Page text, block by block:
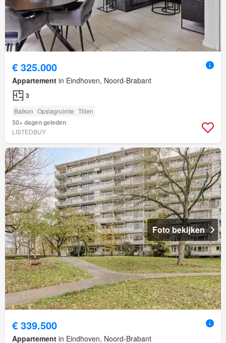
€ 325.000
Appartement in Eindhoven, Noord-Brabant
3
Balkon Opslagruimte Tillen
30+ dagen geleden
LISTEDBUY
Foto bekijken
€ 339.500
Appartement in Eindhoven, Noord-Brabant